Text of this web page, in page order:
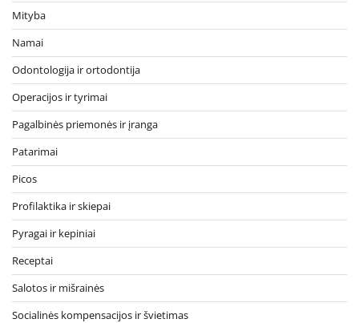
Mityba
Namai
Odontologija ir ortodontija
Operacijos ir tyrimai
Pagalbinės priemonės ir įranga
Patarimai
Picos
Profilaktika ir skiepai
Pyragai ir kepiniai
Receptai
Salotos ir mišrainės
Socialinės kompensacijos ir švietimas